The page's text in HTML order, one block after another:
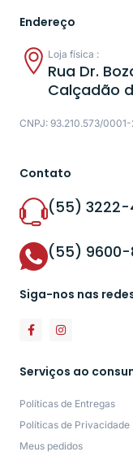
Endereço
Loja física :
Rua Dr.
Calçadão
CNPJ: 93.210.573/
Contato
(55) 3222-
(55) 9600-
Siga-nos nas
Serviços ao
Políticas de Entregas
Políticas de Privacidade
Meus pedidos